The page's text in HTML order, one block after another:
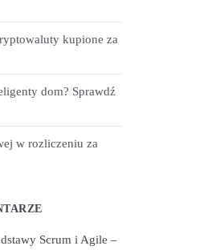
kupione za
dom? Sprawdź
w rozliczeniu za
Scrum i Agile –